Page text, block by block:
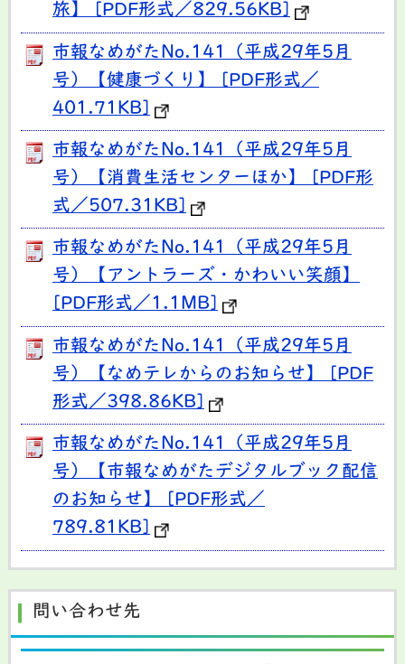
旅】 [PDF形式／829.56KB]
市報なめがたNo.141（平成29年5月
号）【健康づくり】 [PDF形式／
401.71KB]
市報なめがたNo.141（平成29年5月
号）【消費生活センターほか】 [PDF形
式／507.31KB]
市報なめがたNo.141（平成29年5月
号）【アントラーズ・かわいい笑顔】
[PDF形式／1.1MB]
市報なめがたNo.141（平成29年5月
号）【なめテレからのお知らせ】 [PDF
形式／398.86KB]
市報なめがたNo.141（平成29年5月
号）【市報なめがたデジタルブック配信
のお知らせ】 [PDF形式／
789.81KB]
問い合わせ先